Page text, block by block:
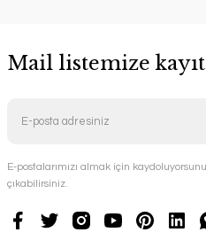
Mail listemize
E-postalarımızı almak için
çıkabilirsiniz.